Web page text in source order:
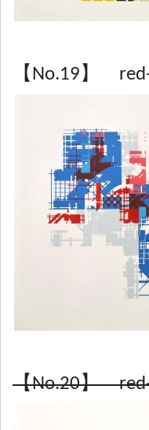
【No.19】
【No.20】